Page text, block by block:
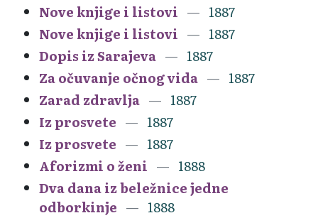
Nove knjige i listovi
1887
Nove knjige i listovi
1887
Dopis iz Sarajeva
1887
Za očuvanje očnog vida
1887
Zarad zdravlja
1887
Iz prosvete
1887
Iz prosvete
1887
Aforizmi o ženi
1888
Dva dana iz beležnice jedne
odborkinje
1888